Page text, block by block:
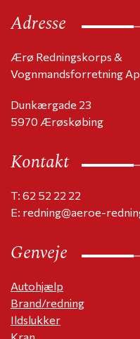
Adresse
Ærø Redningskorps &
Vognmandsforretning
Dunkærgade 23
5970 Ærøskøbing
Kontakt
T: 62 52 22 22
E: redning@aeroe-
Genveje
Autohjælp
Brand/redning
Ildslukker